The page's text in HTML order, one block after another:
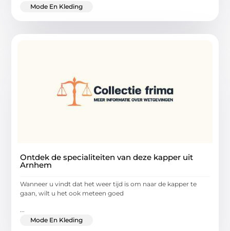
Mode En Kleding
Ontdek de specialiteiten van deze kapper uit
Arnhem
Wanneer u vindt dat het weer tijd is om naar de kapper te
gaan, wilt u het ook meteen goed
...
Mode En Kleding